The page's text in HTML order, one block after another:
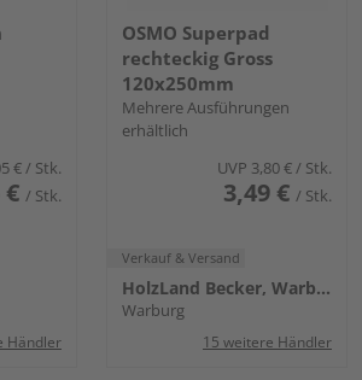
€ / Stk.
€ / Stk.
Händler
OSMO Superpad
rechteckig Gross
120x250mm
Mehrere Ausführungen
erhältlich
UVP 3,80 € / Stk.
3,49 € / Stk.
Verkauf & Versand
HolzLand Becker, Warburg
Warburg
15 weitere Händler